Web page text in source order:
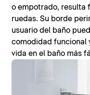
o empotrado, resulta
ruedas. Su borde
usuario del baño
comodidad funcional
vida en el baño más